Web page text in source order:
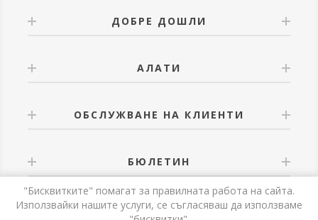
ДОБРЕ ДОШЛИ
АЛАТИ
ОБСЛУЖВАНЕ НА КЛИЕНТИ
БЮЛЕТИН
"Бисквитките" помагат за правилната работа на сайта.
Използвайки нашите услуги, се съгласяваш да използваме